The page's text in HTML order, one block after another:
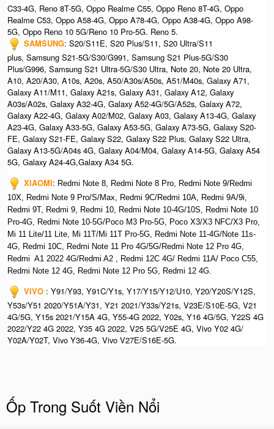
C33-4G, Reno 8T-5G, Oppo Realme C55, Oppo Reno 8T-4G, Oppo
Realme C53, Oppo A58-4G, Oppo A78-4G, Oppo A38-4G, Oppo A98-
5G, Oppo Reno 10 5G/Reno 10 Pro-5G.​ Reno 5.
SAMSUNG: S20/S11E, S20 Plus/S11, S20 Ultra/S11
plus, Samsung S21-5G/S30/G991, Samsung S21 Plus-5G/S30
Plus/G996, Samsung S21 Ultra-5G/S30 Ultra, Note 20, Note 20 Ultra,
A10, A20/A30, A10s, A20s, A50/A30s/A50s, A51/M40s, Galaxy A71,
Galaxy A11/M11, Galaxy A21s, Galaxy A31, Galaxy A12, Galaxy
A03s/A02s, Galaxy A32-4G, Galaxy A52-4G/5G/A52s, Galaxy A72,
Galaxy A22-4G, Galaxy A02/M02, Galaxy A03, Galaxy A13-4G, Galaxy
A23-4G, Galaxy A33-5G, Galaxy A53-5G, Galaxy A73-5G, Galaxy S20-
FE, Galaxy S21-FE, Galaxy S22, Galaxy S22 Plus, Galaxy S22 Ultra,
Galaxy A13-5G/A04s 4G, Galaxy A04/M04, Galaxy A14-5G, Galaxy A54
5G, Galaxy A24-4G,Galaxy A34 5G.
XIAOMI: Redmi Note 8, Redmi Note 8 Pro, Redmi Note 9/Redmi
10X, Redmi Note 9 Pro/S/Max, Redmi 9C/Redmi 10A, Redmi 9A/9i,
Redmi 9T, Redmi 9, Redmi 10, Redmi Note 10-4G/10S, Redmi Note 10
Pro-4G, Redmi Note 10-5G/Poco M3 Pro-5G, Poco X3/X3 NFC/X3 Pro,
Mi 11 Lite/11 Lite, Mi 11T/Mi 11T Pro-5G, Redmi Note 11-4G/Note 11s-
4G, Redmi 10C, Redmi Note 11 Pro 4G/5G/Redmi Note 12 Pro 4G,
Redmi A1 2022 4G/Redmi A2 , Redmi 12C 4G/ Redmi 11A/ Poco C55,
Redmi Note 12 4G, Redmi Note 12 Pro 5G, Redmi 12 4G.
VIVO : Y91/Y93, Y91C/Y1s, Y17/Y15/Y12/U10, Y20/Y20S/Y12S,
Y53s/Y51 2020/Y51A/Y31, Y21 2021/Y33s/Y21s, V23E/S10E-5G, V21
4G/5G, Y15s 2021/Y15A 4G, Y55-4G 2022, Y02s, Y16 4G/5G, Y22S 4G
2022/Y22 4G 2022, Y35 4G 2022, V25 5G/V25E 4G, Vivo Y02 4G/
Y02A/Y02T, Vivo Y36-4G, Vivo V27E/S16E-5G.
Ốp Trong Suốt Viền Nổi